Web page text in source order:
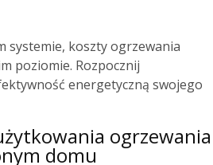
systemie, koszty ogrzewania
poziomie. Rozpocznij
energetyczną swojego
ogrzewania
domu